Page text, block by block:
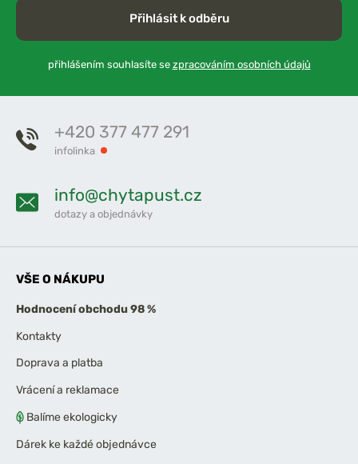
Přihlásit k odběru
přihlášením souhlasíte se zpracováním osobních údajů
+420 377 477 291
infolinka
info@chytapust.cz
dotazy a objednávky
VŠE O NÁKUPU
Hodnocení obchodu 98 %
Kontakty
Doprava a platba
Vrácení a reklamace
Balíme ekologicky
Dárek ke každé objednávce